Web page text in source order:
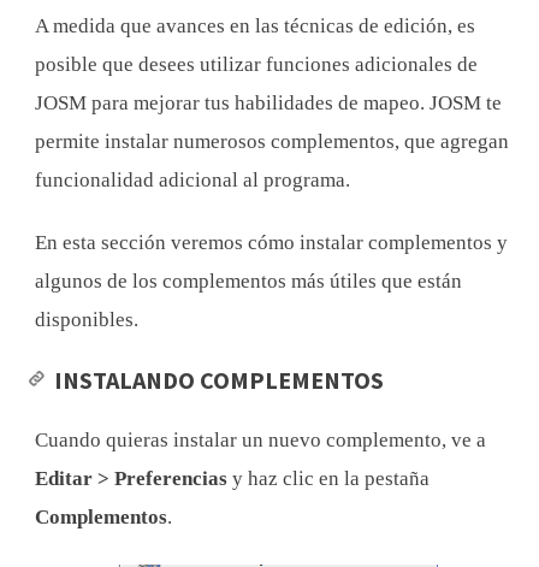
A medida que avances en las técnicas de edición, es
posible que desees utilizar funciones adicionales de
JOSM para mejorar tus habilidades de mapeo. JOSM te
permite instalar numerosos complementos, que agregan
funcionalidad adicional al programa.
En esta sección veremos cómo instalar complementos y
algunos de los complementos más útiles que están
disponibles.
INSTALANDO COMPLEMENTOS
Cuando quieras instalar un nuevo complemento, ve a
Editar > Preferencias y haz clic en la pestaña
Complementos.